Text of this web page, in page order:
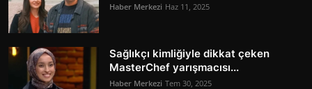
Haber Merkezi Haz 11, 2025
Sağlıkçı kimliğiyle dikkat çeken
MasterChef yarışmacısı...
Haber Merkezi Tem 30, 2025